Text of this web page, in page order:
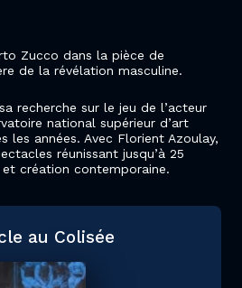
Zucco dans la pièce de
de la révélation masculine.
recherche sur le jeu de l’acteur
national supérieur d’art
les années. Avec Florient Azoulay,
réunissant jusqu’à 25
création contemporaine.
au Colisée